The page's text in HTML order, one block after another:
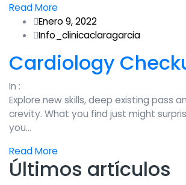
Read More
Enero 9, 2022
Info_clinicaclaragarcia
Cardiology
In :
Explore new skills, deep existing pass
crevity. What you find just might
you…
Read More
Últimos artículos